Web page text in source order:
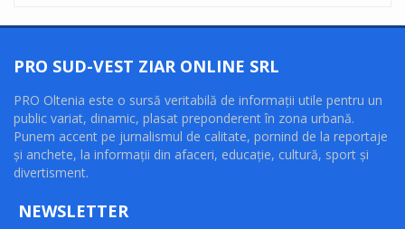
PRO SUD-VEST ZIAR ONLINE SRL
PRO Oltenia este o sursă veritabilă de informaţii utile pentru un
public variat, dinamic, plasat preponderent în zona urbană.
Punem accent pe jurnalismul de calitate, pornind de la reportaje
şi anchete, la informaţii din afaceri, educaţie, cultură, sport şi
divertisment.
NEWSLETTER